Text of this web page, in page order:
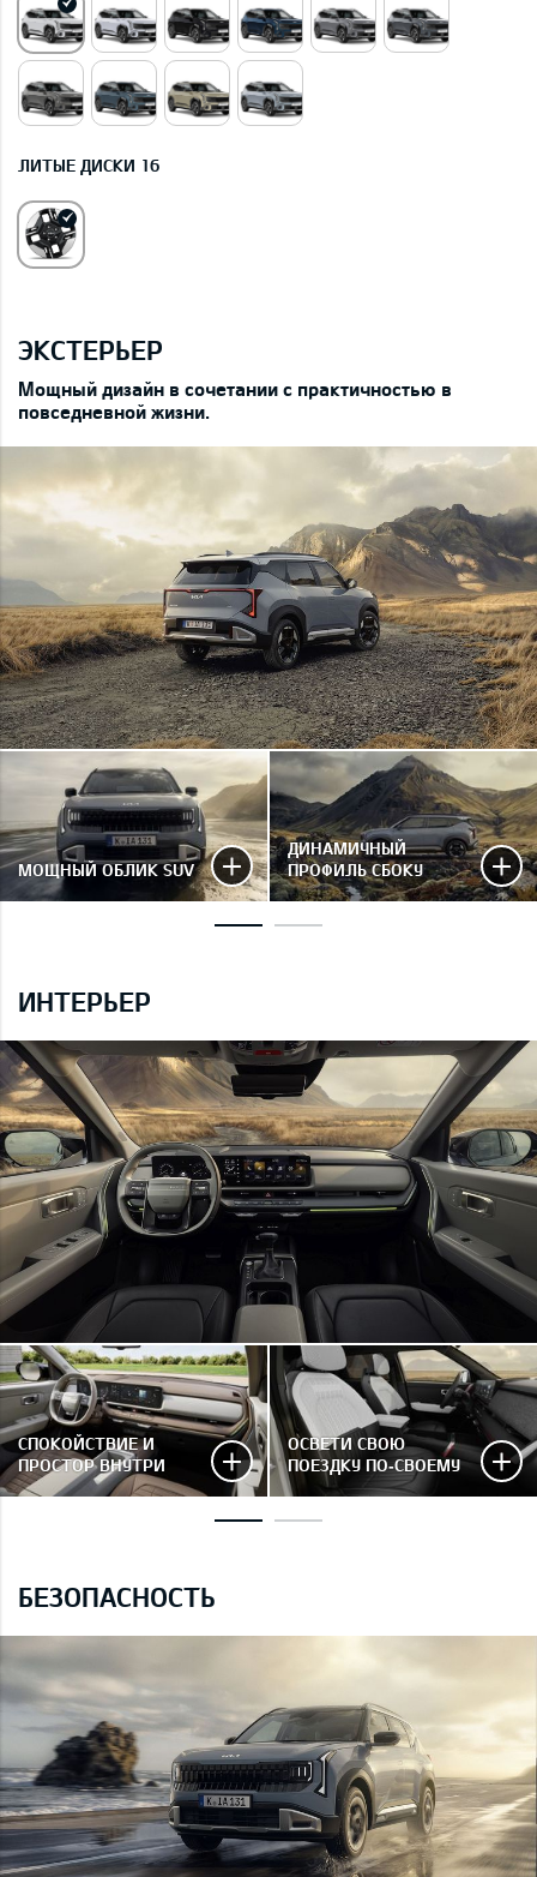
ЛИТЫЕ ДИСКИ 16
ЭКСТЕРЬЕР
Мощный дизайн в сочетании с практичностью в
повседневной жизни.
МОЩНЫЙ ОБЛИК SUV
ДИНАМИЧНЫЙ
ПРОФИЛЬ СБОКУ
ИНТЕРЬЕР
СПОКОЙСТВИЕ И
ПРОСТОР ВНУТРИ
ОСВЕТИ СВОЮ
ПОЕЗДКУ ПО‑СВОЕМУ
БЕЗОПАСНОСТЬ